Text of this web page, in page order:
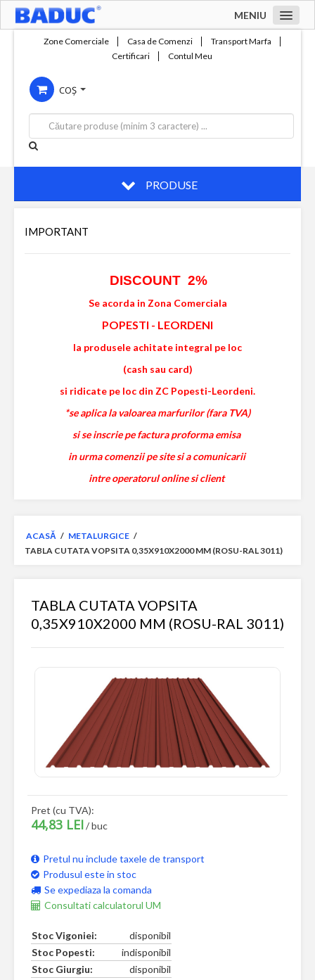
MENIU
Compania
Servicii
Productie
Contact
Zone Comerciale Casa de Comenzi
Transport Marfa
Certificari
Contul Meu
COȘ
PRODUSE
IMPORTANT
DISCOUNT 2%
Se acorda in Zona Comerciala
POPESTI - LEORDENI
la produsele achitate integral pe loc
(cash sau card)
si ridicate pe loc din ZC Popesti-Leordeni.
*se aplica la valoarea marfurilor (fara TVA)
si se inscrie pe factura proforma emisa
in urma comenzii pe site si a comunicarii
intre operatorul online si client
ACASĂ / METALURGICE /
TABLA CUTATA VOPSITA 0,35X910X2000 MM (ROSU-RAL 3011)
TABLA CUTATA VOPSITA
0,35X910X2000 MM (ROSU-RAL 3011)
Pret (cu TVA):
44,83 LEI/ buc
Pretul nu include taxele de transport
Produsul este in stoc
Se expediaza la comanda
Consultati calculatorul UM
Stoc Vigoniei:
disponibil
Stoc Popesti:
indisponibil
Stoc Giurgiu:
disponibil